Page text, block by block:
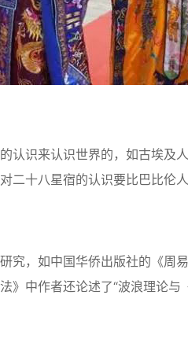
认识来认识世界的，如古埃及
二十八星宿的认识要比巴比伦人
究，如中国华侨出版社的《
》中作者还论述了“波浪理论与